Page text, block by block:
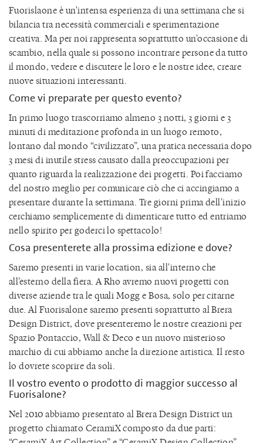
Fuorislaone è un'intensa esperienza di una settimana che si
bilancia tra necessità commerciali e sperimentazione
creativa. Ma per noi rappresenta soprattutto un'occasione di
scambio, nella quale si possono incontrare persone da tutto
il mondo, vedere e discutere le loro e le nostre idee, creare
nuove situazioni interessanti.
Come vi preparate per questo evento?
In primo luogo trascorriamo almeno 3 notti, 3 giorni e 3
minuti di meditazione profonda in un luogo remoto,
lontano dal mondo “civilizzato”, una pratica necessaria dopo
3 mesi di inutile stress causato dalla preoccupazioni per
quanto riguarda la realizzazione dei progetti. Poi facciamo
del nostro meglio per comunicare ciò che ci accingiamo a
presentare durante la settimana. Tre giorni prima dell'inizio
cerchiamo semplicemente di dimenticare tutto ed entriamo
nello spirito per goderci lo spettacolo!
Cosa presenterete alla prossima edizione e dove?
Saremo presenti in varie location, sia all'interno che
all’esterno della fiera. A Rho avremo nuovi progetti con
diverse aziende tra le quali Mogg e Bosa, solo per citarne
due. Al Fuorisalone saremo presenti soprattutto al Brera
Design District, dove presenteremo le nostre creazioni per
Spazio Pontaccio, Wall & Deco e un nuovo misterioso
marchio di cui abbiamo anche la direzione artistica. Il resto
lo dovrete scoprire da soli.
Il vostro evento o prodotto di maggior successo al
Fuorisalone?
Nel 2010 abbiamo presentato al Brera Design District un
progetto chiamato CeramiX composto da due parti: